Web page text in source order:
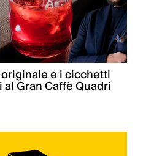
e i cicchetti
Gran Caffè Quadri